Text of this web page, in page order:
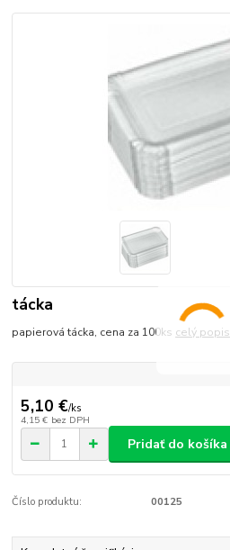
tácka
papierová tácka, cena za 100ks celý popis
5,10 €/ks
4,15 € bez DPH
Pridať do košíka
Číslo produktu: 00125